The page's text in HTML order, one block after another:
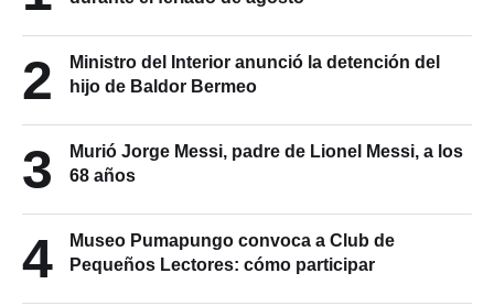
2
Ministro del Interior anunció la detención del
hijo de Baldor Bermeo
3
Murió Jorge Messi, padre de Lionel Messi, a los
68 años
4
Museo Pumapungo convoca a Club de
Pequeños Lectores: cómo participar